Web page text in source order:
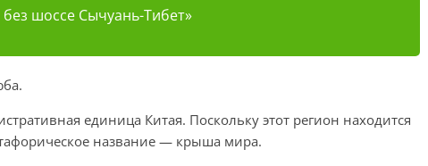
шоссе Сычуань-Тибет»
единица Китая. Поскольку этот регион находится
название — крыша мира.